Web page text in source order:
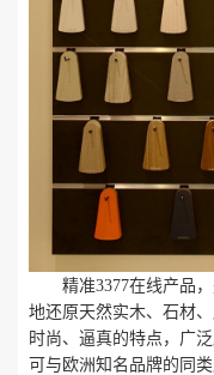
精准3377在线产品
地还原天然实木、石材
时尚、逼真的特点，广
可与欧洲知名品牌的同